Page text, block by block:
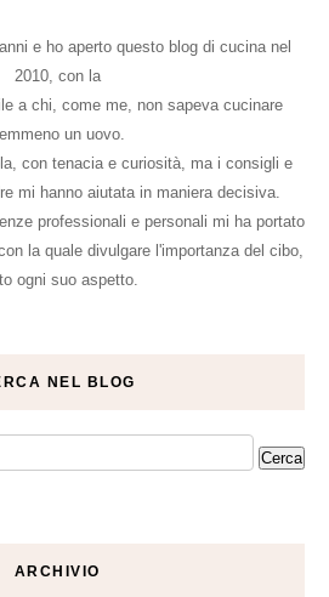
e ho aperto questo blog di cucina nel
2010, con la
a chi, come me, non sapeva cucinare
un uovo.
con tenacia e curiosità, ma i consigli e
mi hanno aiutata in maniera decisiva.
professionali e personali mi ha portato
la quale divulgare l'importanza del cibo,
ogni suo aspetto.
NEL BLOG
ARCHIVIO